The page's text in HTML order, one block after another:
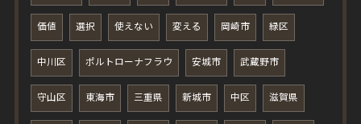
価値 選択 使えない 変える 岡崎市 緑区
中川区 ポルトローナフラウ 安城市 武蔵野市
守山区 東海市 三重県 新城市 中区 滋賀県